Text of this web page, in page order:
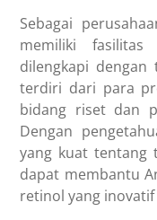
Sebagai
memiliki
dilengkapi
terdiri dari para
bidang riset dan
Dengan
yang kuat tentang
dapat membantu
retinol yang